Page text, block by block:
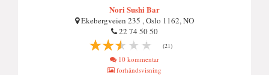
Nori Sushi Bar
Ekebergveien 235 , Oslo 1162, NO
22 74 50 50
(21)
10 kommentar
forhåndsvisning